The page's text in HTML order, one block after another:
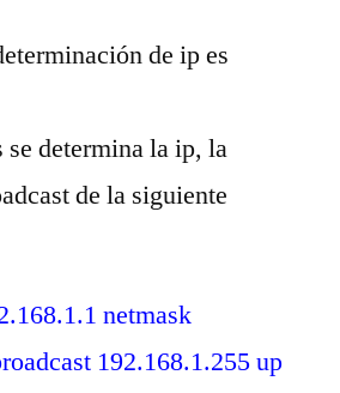
de ip es
determina la ip, la
de la siguiente
netmask
192.168.1.255 up